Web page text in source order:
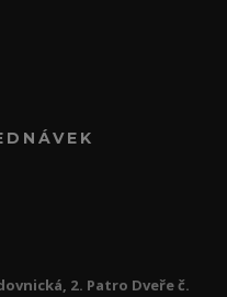
2. Patro Dveře č.